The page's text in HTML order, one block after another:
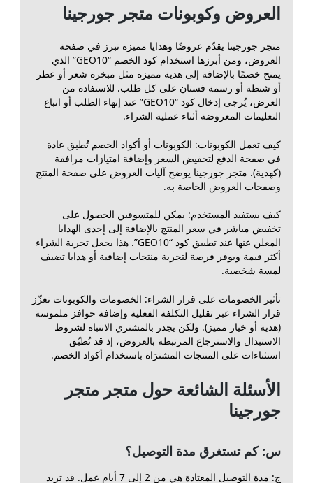
العروض وكوبونات متجر جورجينا
متجر جورجينا يقدّم عروضًا وهدايا مميزة تبرز في صفحة
العروض، ومن أبرزها استخدام كود الخصم “GEO10” الذي
يمنح خصمًا بالإضافة إلى هدية مميزة مثل مبخرة شعر أو عطر
أو شنطة أو رسمة فستان على كل طلب. للاستفادة من
العرض، يُرجى إدخال كود “GEO10” عند إنهاء الطلب أو اتباع
التعليمات المعروضة أثناء عملية الشراء.
كيف تعمل الكوبونات: الكوبونات أو أكواد الخصم تُطبق عادة
في صفحة الدفع لتخفيض السعر وإضافة امتيازات مرافقة
(كهدية). متجر جورجينا يوضح آليات العروض على صفحة المنتج
وصفحات العروض الخاصة به.
كيف يستفيد المستخدم: يمكن للمتسوقين الحصول على
تخفيض مباشر في سعر المنتج بالإضافة إلى إحدى الهدايا
المعلن عنها عند تطبيق كود “GEO10”. هذا يجعل تجربة الشراء
أكثر قيمة ويوفر فرصة لتجربة منتجات إضافية أو هدايا تضيف
لمسة شخصية.
تأثير الخصومات على قرار الشراء: الخصومات والكوبونات تعزّز
قرار الشراء عبر تقليل التكلفة الفعلية وإضافة حوافز ملموسة
(هدية أو خيار مميز). ولكن يجدر بالمشتري الانتباه لشروط
الاستبدال والاسترجاع المرتبطة بالعروض، إذ قد تُطبّق
استثناءات على المنتجات المشترَاة باستخدام أكواد الخصم.
الأسئلة الشائعة حول متجر متجر
جورجينا
س: كم تستغرق مدة التوصيل؟
ج: مدة التوصيل المعتادة هي من 2 إلى 7 أيام عمل. قد تزيد